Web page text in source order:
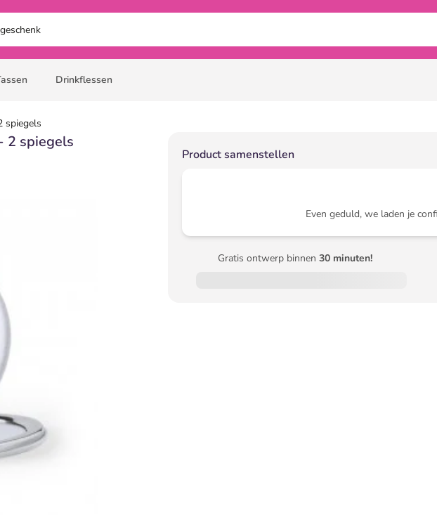
Drinkflessen
spiegels
2 spiegels
Product samenstellen
Even geduld, we laden je
Gratis ontwerp binnen 30 minuten!